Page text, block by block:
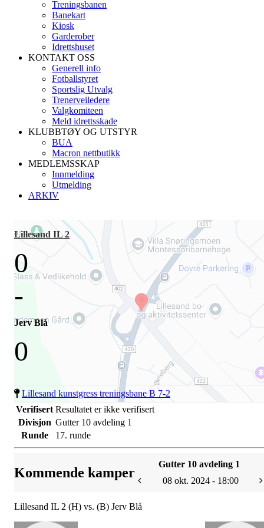
Treningsbanen
Banekart
Kiosk
Garderober
Idrettshuset
KONTAKT OSS
Generell info
Fotballstyret
Sportslig Utvalg
Trenerveiledere
Valgkomiteen
Meld idrettsskade
KLUBBTØY OG UTSTYR
BUA
Macron nettbutikk
MEDLEMSSKAP
Innmelding
Utmelding
ARKIV
Lillesand IL 2
0
-
Jerv Blå
0
Lillesand kunstgress treningsbane B 7-2
Verifisert Resultatet er ikke verifisert
Divisjon Gutter 10 avdeling 1
Runde
17. runde
Kommende kamper
Gutter 10 avdeling 1
08 okt. 2024 - 18:00
Lillesand IL 2 (H) vs. (B) Jerv Blå